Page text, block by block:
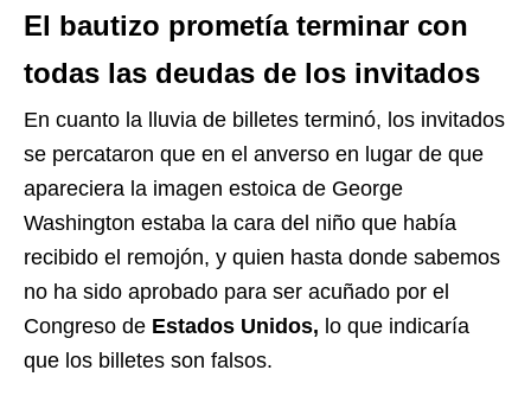
El bautizo prometía terminar con
todas las deudas de los invitados
En cuanto la lluvia de billetes terminó, los invitados
se percataron que en el anverso en lugar de que
apareciera la imagen estoica de George
Washington estaba la cara del niño que había
recibido el remojón, y quien hasta donde sabemos
no ha sido aprobado para ser acuñado por el
Congreso de Estados Unidos, lo que indicaría
que los billetes son falsos.